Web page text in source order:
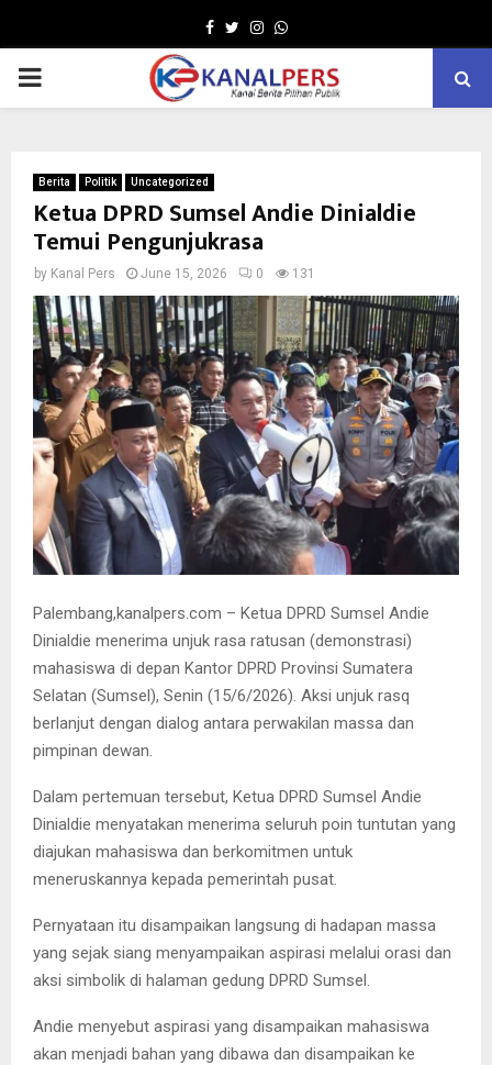
Facebook
TwitterInstagram
Whatsapp
PRIMARY
Berita Politik Uncategorized
Ketua DPRD Sumsel Andie Dinialdie
Temui Pengunjukrasa
by Kanal Pers June 15, 2026 0 131
Palembang,kanalpers.com – Ketua DPRD Sumsel Andie
Dinialdie menerima unjuk rasa ratusan (demonstrasi)
mahasiswa di depan Kantor DPRD Provinsi Sumatera
Selatan (Sumsel), Senin (15/6/2026). Aksi unjuk rasq
berlanjut dengan dialog antara perwakilan massa dan
pimpinan dewan.
Dalam pertemuan tersebut, Ketua DPRD Sumsel Andie
Dinialdie menyatakan menerima seluruh poin tuntutan yang
diajukan mahasiswa dan berkomitmen untuk
meneruskannya kepada pemerintah pusat.
Pernyataan itu disampaikan langsung di hadapan massa
yang sejak siang menyampaikan aspirasi melalui orasi dan
aksi simbolik di halaman gedung DPRD Sumsel.
Andie menyebut aspirasi yang disampaikan mahasiswa
akan menjadi bahan yang dibawa dan disampaikan ke